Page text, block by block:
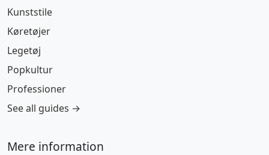
Kunststile
Køretøjer
Legetøj
Popkultur
Professioner
See all guides →
Mere information